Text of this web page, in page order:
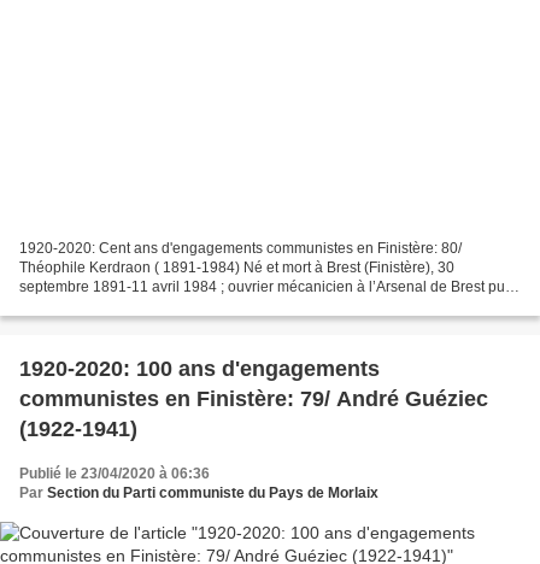
1920-2020: Cent ans d'engagements communistes en Finistère: 80/
Théophile Kerdraon ( 1891-1984) Né et mort à Brest (Finistère), 30
septembre 1891-11 avril 1984 ; ouvrier mécanicien à l’Arsenal de Brest puis
1920-2020: 100 ans d'engagements
communistes en Finistère: 79/ André Guéziec
(1922-1941)
Publié le 23/04/2020 à 06:36
Par Section du Parti communiste du Pays de Morlaix